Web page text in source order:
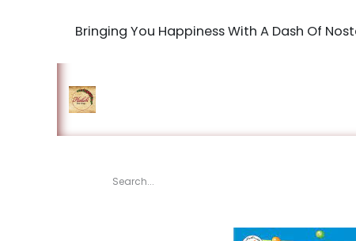
Bringing You Happiness With A Dash Of